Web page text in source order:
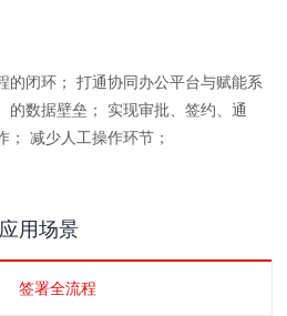
的闭环； 打通协同办公平台与赋能系
的数据壁垒； 实现审批、签约、通
； 减少人工操作环节；
应用场景
签署全流程